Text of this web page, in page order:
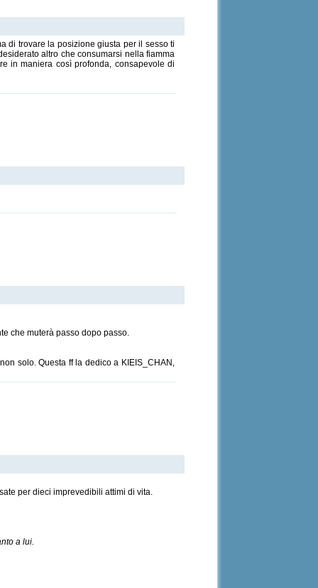
di trovare la posizione giusta per il sesso ti
altro che consumarsi nella fiamma
in maniera così profonda, consapevole di
che muterà passo dopo passo.
solo. Questa ff la dedico a KIEIS_CHAN,
per dieci imprevedibili attimi di vita.
a lui.